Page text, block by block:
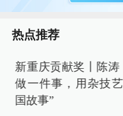
热点推荐
新重庆贡献奖丨陈涛
做一件事，用杂技
国故事”